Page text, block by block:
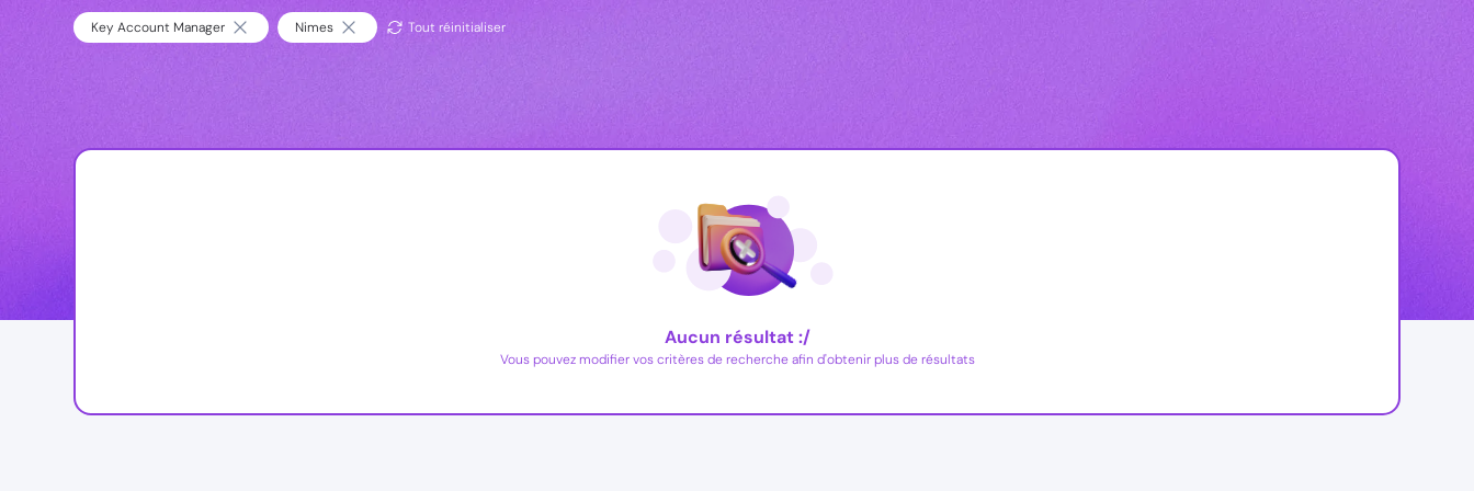
Key Account Manager Nimes Tout réinitialiser
Aucun résultat :/
Vous pouvez modifier vos critères de recherche afin d'obtenir plus de résultats